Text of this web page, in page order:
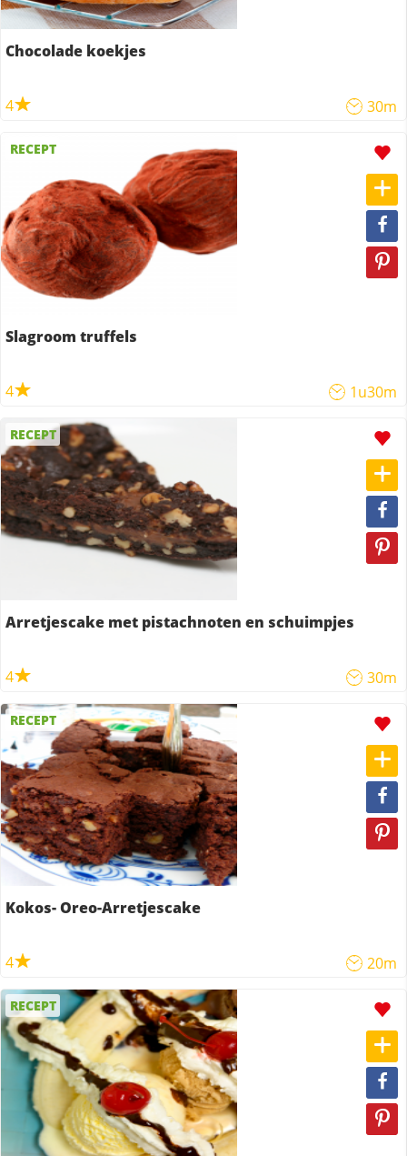
Chocolade koekjes
4 30m
RECEPT
Slagroom truffels
4 1u30m
RECEPT
Arretjescake met pistachnoten en schuimpjes
4 30m
RECEPT
Kokos- Oreo-Arretjescake
4 20m
RECEPT